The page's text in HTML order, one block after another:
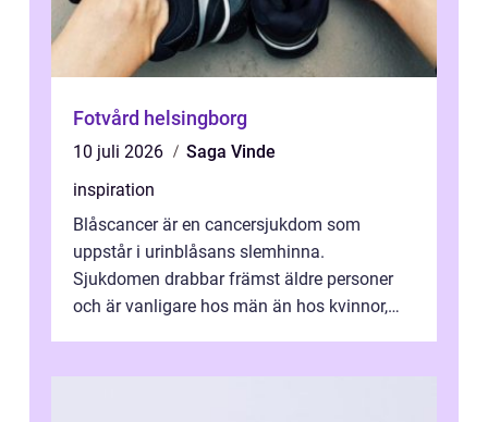
Fotvård helsingborg
10 juli 2026
Saga Vinde
inspiration
Blåscancer är en cancersjukdom som
uppstår i urinblåsans slemhinna.
Sjukdomen drabbar främst äldre personer
och är vanligare hos män än hos kvinnor,